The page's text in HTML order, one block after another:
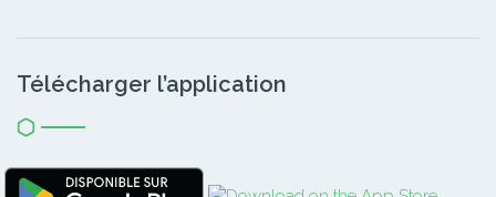
Télécharger l’application